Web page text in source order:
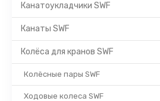
Канатоукладчики SWF
Канаты SWF
Колёса для кранов SWF
Колёсные пары SWF
Ходовые колеса SWF